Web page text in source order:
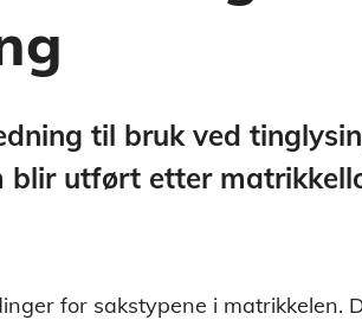
til bruk ved
blir utført etter
for sakstypene i matrikkelen.